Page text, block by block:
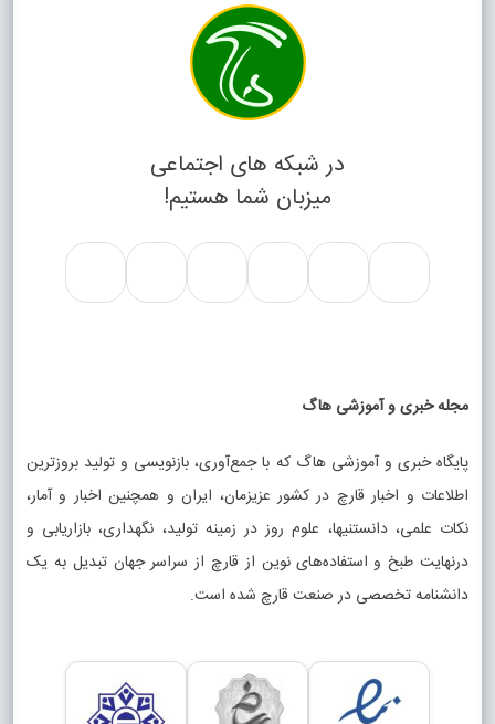
در شبکه های اجتماعی
میزبان شما هستیم!
مجله خبری و آموزشی هاگ
پایگاه خبری و آموزشی هاگ که با جمع‌آوری، بازنویسی و تولید بروزترین
اطلاعات و اخبار قارچ در کشور عزیزمان، ایران و همچنین اخبار و آمار،
نکات علمی، دانستنیها، علوم روز در زمینه تولید، نگهداری، بازاریابی و
درنهایت طبخ و استفاده‌های نوین از قارچ از سراسر جهان تبدیل به یک
دانشنامه تخصصی در صنعت قارچ شده است.